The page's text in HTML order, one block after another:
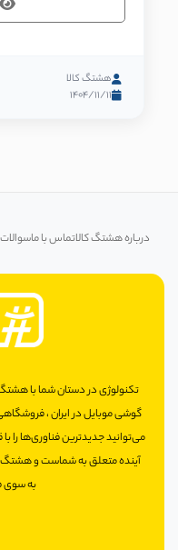
هشتگ کالا
1404/11/11
درباره هشتگ کالاتماس با ما
تکنولوژی در دستان شما با
گوشی موبایل در ایران ،
می‌توانید جدیدترین فناوری‌ها
آینده متعلق به شماست و هشتگ
به سوی